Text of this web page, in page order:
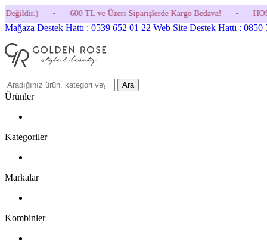
TL ve Üzeri Siparişlerde Kargo Bedava! • HOSGELDIN30 Kodunu
Mağaza Destek Hattı : 0539 652 01 22 Web Site Destek Hattı : 0850
Ara
Ürünler
Kategoriler
Markalar
Kombinler